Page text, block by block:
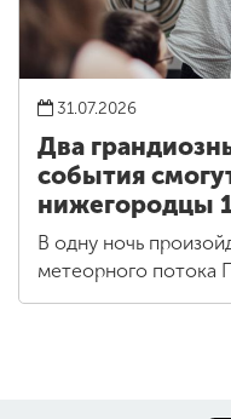
31.07.2026
Два
события
нижегородцы
В одну ночь
метеорного потока